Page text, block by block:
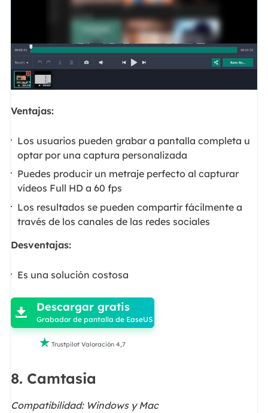
Ventajas:
Los usuarios pueden grabar a pantalla completa u
optar por una captura personalizada
Puedes producir un metraje perfecto al capturar
vídeos Full HD a 60 fps
Los resultados se pueden compartir fácilmente a
través de los canales de las redes sociales
Desventajas:
Es una solución costosa

 Descargar gratis
Grabador de pantalla de EaseUS
 Trustpilot Valoración 4,7
8. Camtasia
Compatibilidad: Windows y Mac